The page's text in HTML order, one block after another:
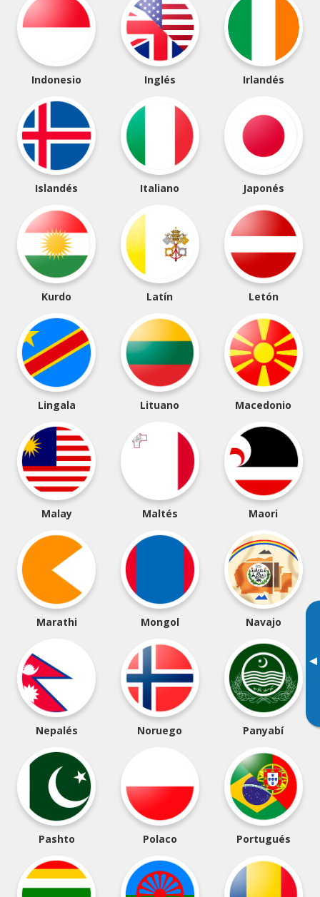
▸
Indonesio Inglés Irlandés
Islandés Italiano Japonés
Kurdo Latín Letón
Lingala Lituano Macedonio
Malay Maltés Maori
Marathi Mongol Navajo
Nepalés Noruego Panyabí
Pashto Polaco Portugués